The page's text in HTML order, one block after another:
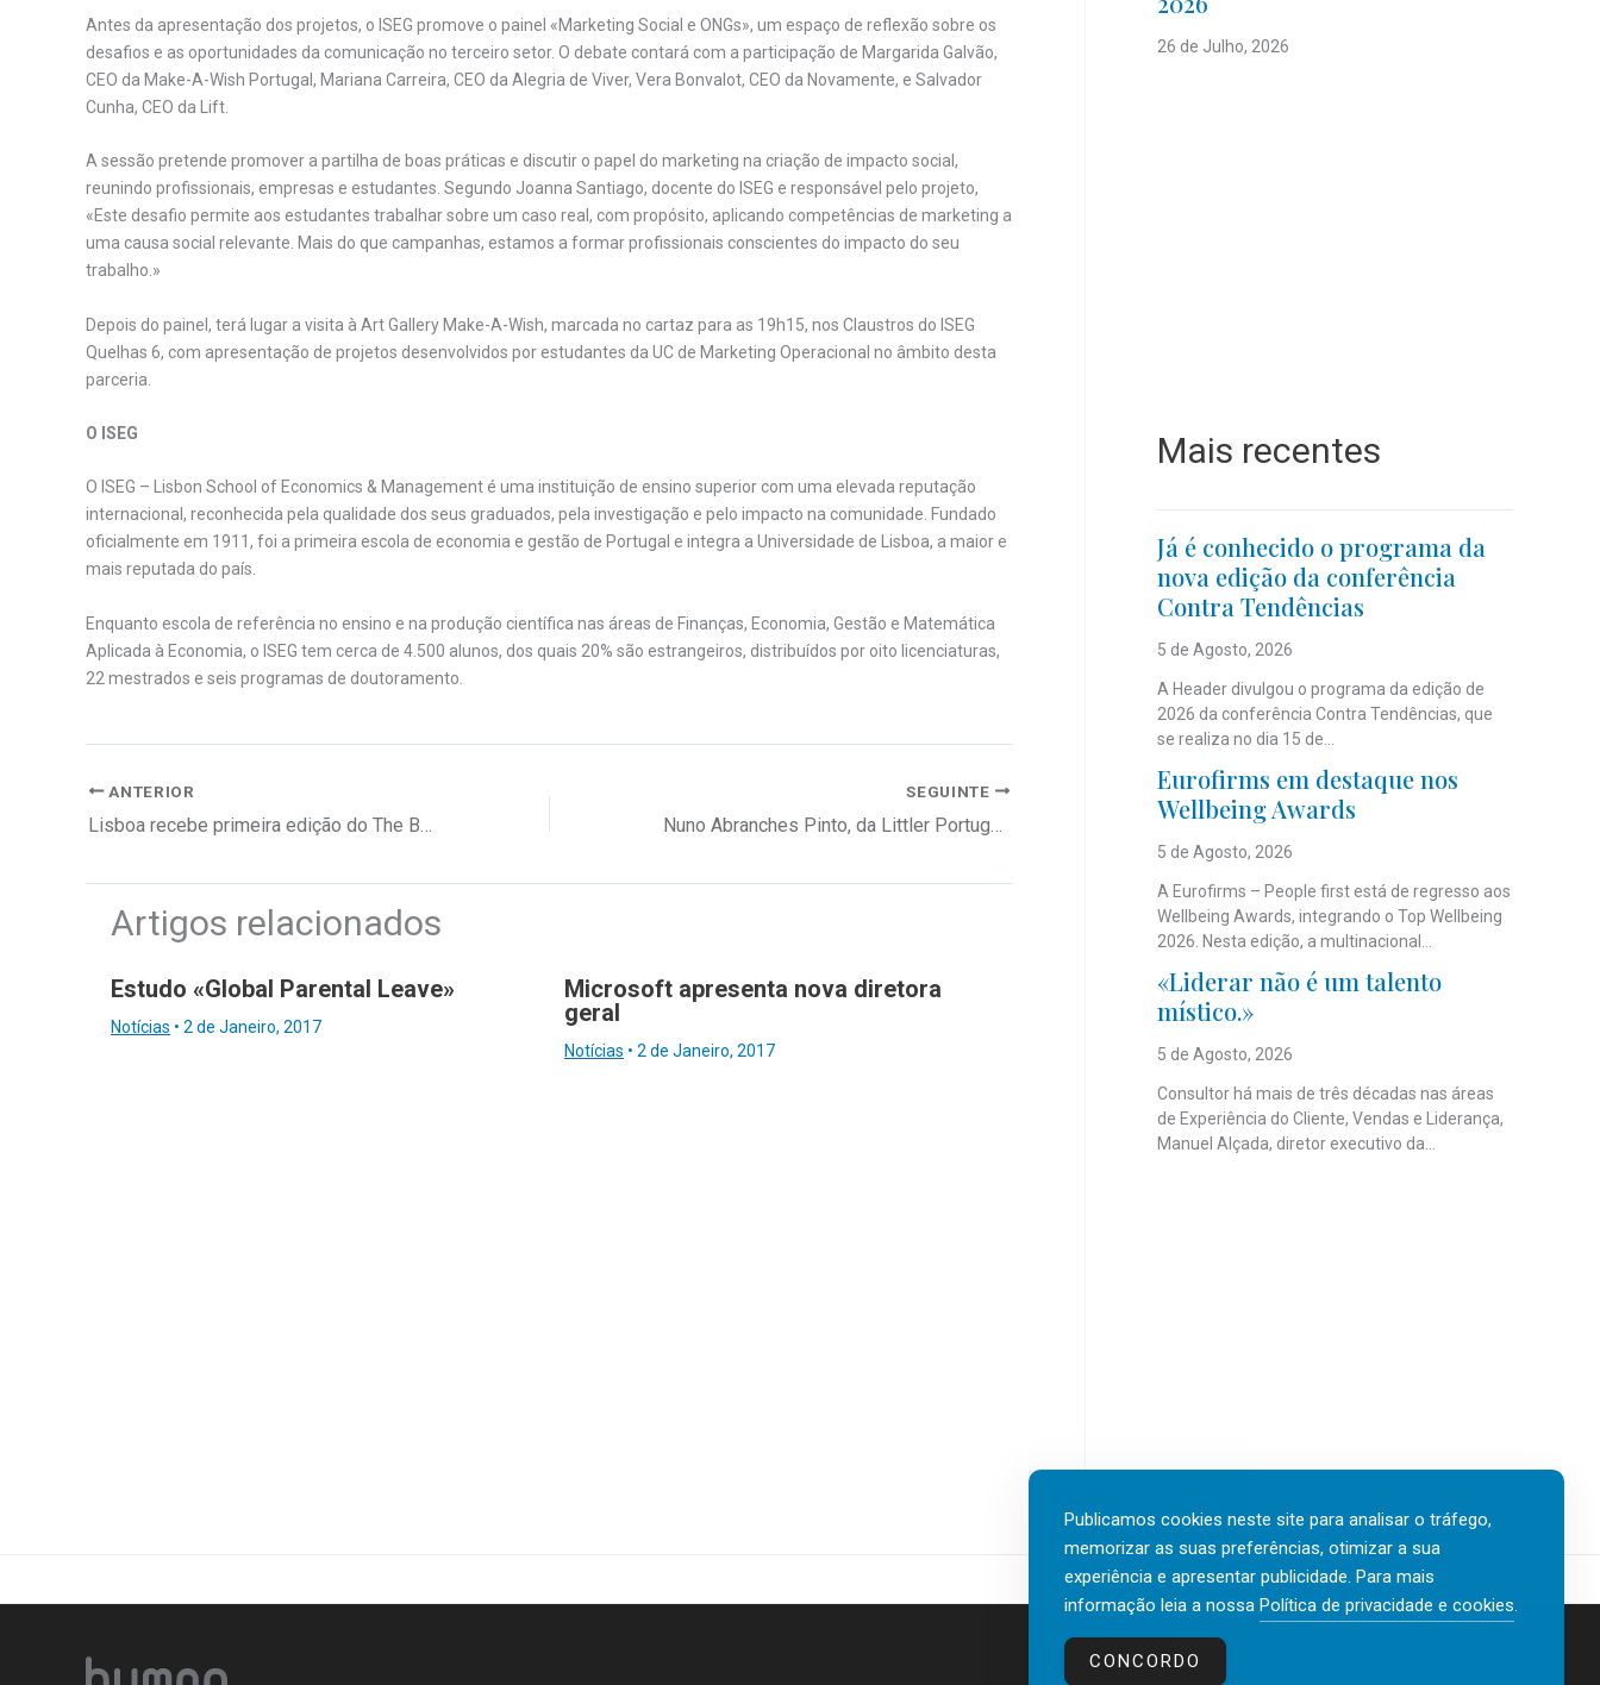
Antes da apresentação dos projetos, o ISEG promove o painel «Marketing Social e ONGs», um espaço de reflexão sobre os
desafios e as oportunidades da comunicação no terceiro setor. O debate contará com a participação de Margarida Galvão,
CEO da Make-A-Wish Portugal, Mariana Carreira, CEO da Alegria de Viver, Vera Bonvalot, CEO da Novamente, e Salvador
Cunha, CEO da Lift.
A sessão pretende promover a partilha de boas práticas e discutir o papel do marketing na criação de impacto social,
reunindo profissionais, empresas e estudantes. Segundo Joanna Santiago, docente do ISEG e responsável pelo projeto,
«Este desafio permite aos estudantes trabalhar sobre um caso real, com propósito, aplicando competências de marketing a
uma causa social relevante. Mais do que campanhas, estamos a formar profissionais conscientes do impacto do seu
trabalho.»
Depois do painel, terá lugar a visita à Art Gallery Make-A-Wish, marcada no cartaz para as 19h15, nos Claustros do ISEG
Quelhas 6, com apresentação de projetos desenvolvidos por estudantes da UC de Marketing Operacional no âmbito desta
parceria.
O ISEG
O ISEG – Lisbon School of Economics & Management é uma instituição de ensino superior com uma elevada reputação
internacional, reconhecida pela qualidade dos seus graduados, pela investigação e pelo impacto na comunidade. Fundado
oficialmente em 1911, foi a primeira escola de economia e gestão de Portugal e integra a Universidade de Lisboa, a maior e
mais reputada do país.
Enquanto escola de referência no ensino e na produção científica nas áreas de Finanças, Economia, Gestão e Matemática
Aplicada à Economia, o ISEG tem cerca de 4.500 alunos, dos quais 20% são estrangeiros, distribuídos por oito licenciaturas,
22 mestrados e seis programas de doutoramento.
ANTERIOR SEGUINTE
Artigos relacionados
Estudo «Global Parental Leave»
Notícias • 2 de Janeiro, 2017
Microsoft apresenta nova diretora
geral
Notícias • 2 de Janeiro, 2017
26 de Julho, 2026
Mais recentes
Já é conhecido o programa da
nova edição da conferência
Contra Tendências
5 de Agosto, 2026
A Header divulgou o programa da edição de
2026 da conferência Contra Tendências, que
se realiza no dia 15 de...
Eurofirms em destaque nos
Wellbeing Awards
5 de Agosto, 2026
A Eurofirms – People first está de regresso aos
Wellbeing Awards, integrando o Top Wellbeing
2026. Nesta edição, a multinacional...
«Liderar não é um talento
místico.»
5 de Agosto, 2026
Consultor há mais de três décadas nas áreas
de Experiência do Cliente, Vendas e Liderança,
Manuel Alçada, diretor executivo da...
Contactos
Publicamos cookies neste site para analisar o tráfego,
memorizar as suas preferências, otimizar a sua
experiência e apresentar publicidade. Para mais
informação leia a nossa Política de privacidade e cookies.
CONCORDO